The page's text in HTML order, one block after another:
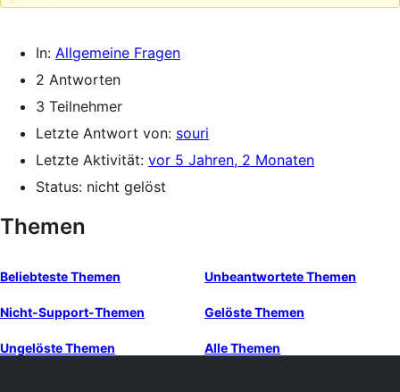
In: Allgemeine Fragen
2 Antworten
3 Teilnehmer
Letzte Antwort von: souri
Letzte Aktivität: vor 5 Jahren, 2 Monaten
Status: nicht gelöst
Themen
Beliebteste Themen Unbeantwortete Themen
Nicht-Support-Themen Gelöste Themen
Ungelöste Themen Alle Themen